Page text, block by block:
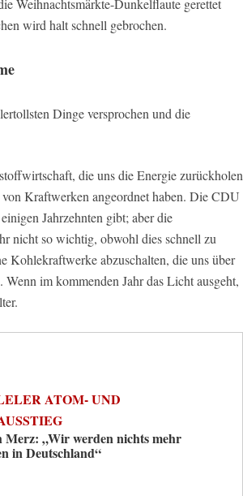
Weihnachtsmärkte-Dunkelflaute gerettet
wird halt schnell gebrochen.
Dinge versprochen und die
die uns die Energie zurückholen
Kraftwerken angeordnet haben. Die CDU
Jahrzehnten gibt; aber die
nicht so wichtig, obwohl dies schnell zu
Kohlekraftwerke abzuschalten, die uns über
im kommenden Jahr das Licht ausgeht,
ATOM- UND
„Wir werden nichts mehr
in Deutschland“